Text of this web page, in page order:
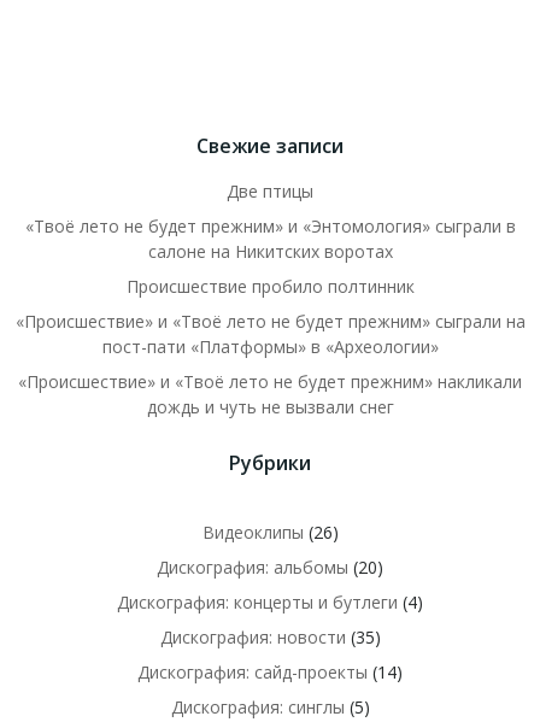
Свежие записи
Две птицы
«Твоё лето не будет прежним» и «Энтомология» сыграли в
салоне на Никитских воротах
Происшествие пробило полтинник
«Происшествие» и «Твоё лето не будет прежним» сыграли на
пост-пати «Платформы» в «Археологии»
«Происшествие» и «Твоё лето не будет прежним» накликали
дождь и чуть не вызвали снег
Рубрики
Видеоклипы (26)
Дискография: альбомы (20)
Дискография: концерты и бутлеги (4)
Дискография: новости (35)
Дискография: сайд-проекты (14)
Дискография: синглы (5)